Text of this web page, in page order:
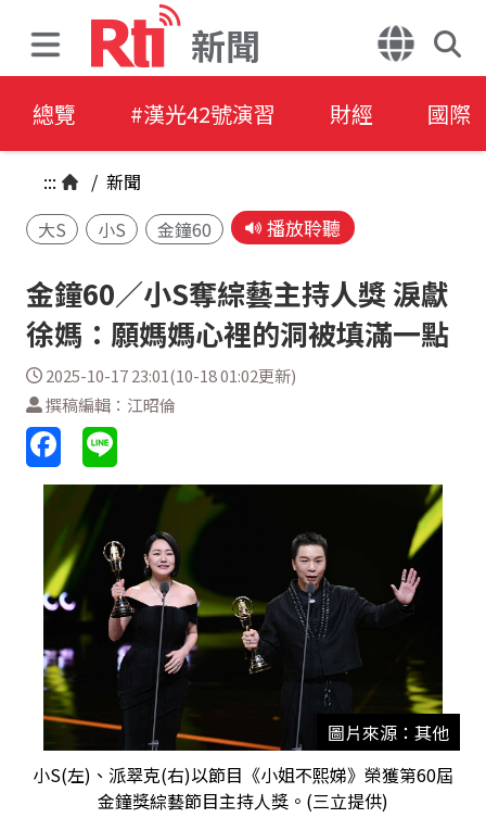
新聞
總覽 #漢光42號演習 財經 國際
::: / 新聞
大S
小S 金鐘60 播放聆聽
金鐘60／小S奪綜藝主持人獎 淚獻
徐媽：願媽媽心裡的洞被填滿一點
2025-10-17 23:01(10-18 01:02更新)
撰稿編輯：江昭倫
圖片來源：其他
小S(左)、派翠克(右)以節目《小姐不熙娣》榮獲第60屆
金鐘獎綜藝節目主持人獎。(三立提供)